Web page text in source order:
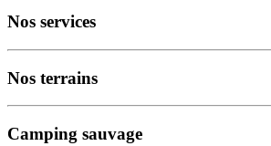
Nos services
Nos terrains
Camping sauvage